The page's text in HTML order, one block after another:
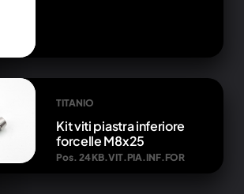
TITANIO
Kit viti piastra inferiore
forcelle M8x25
Pos. 24 KB.VIT.PIA.INF.FOR